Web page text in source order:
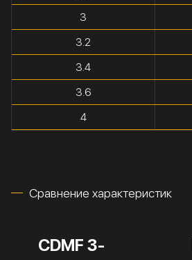
3
3.2
3.4
3.6
4
Сравнение характеристик
CDMF 3-